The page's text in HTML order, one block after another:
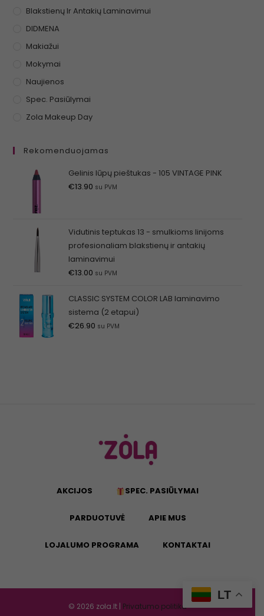
Blakstienų Ir Antakių Laminavimui
DIDMENA
Makiažui
Mokymai
Naujienos
Spec. Pasiūlymai
Zola Makeup Day
Rekomenduojamas
Gelinis lūpų pieštukas - 105 VINTAGE PINK
€13.90 su PVM
Vidutinis teptukas 13 - smulkioms linijoms
profesionaliam blakstienų ir antakių
laminavimui
€13.00 su PVM
CLASSIC SYSTEM COLOR LAB laminavimo
sistema (2 etapui)
€26.90 su PVM
AKCIJOS SPEC. PASIŪLYMAI
PARDUOTUVĖ APIE MUS
LOJALUMO PROGRAMA KONTAKTAI
© 2026 zola.lt | Privatumo politika
LT